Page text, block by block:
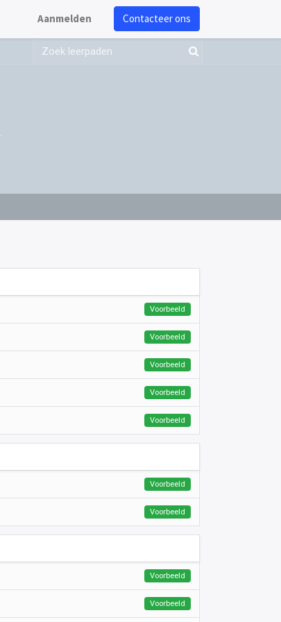
Aanmelden Contacteer ons
Voorbeeld
Voorbeeld
Voorbeeld
Voorbeeld
Voorbeeld
Voorbeeld
Voorbeeld
Voorbeeld
Voorbeeld